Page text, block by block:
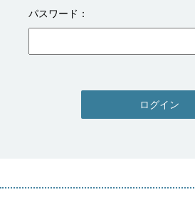
パスワード
ログイン